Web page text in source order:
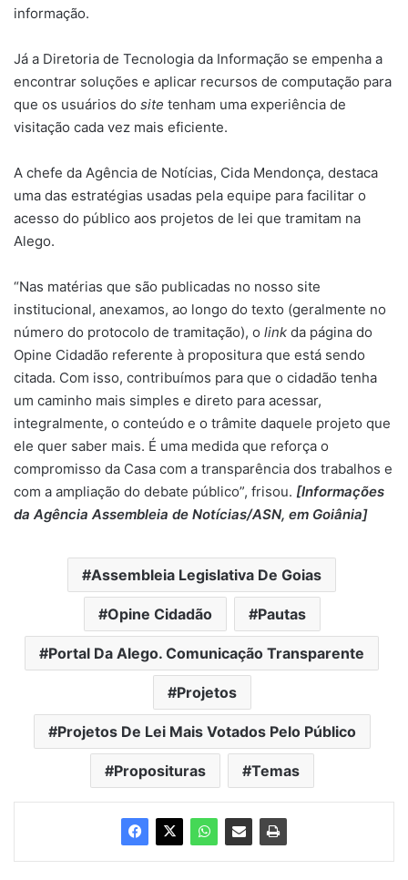
informação.
Já a Diretoria de Tecnologia da Informação se empenha a
encontrar soluções e aplicar recursos de computação para
que os usuários do site tenham uma experiência de
visitação cada vez mais eficiente.
A chefe da Agência de Notícias, Cida Mendonça, destaca
uma das estratégias usadas pela equipe para facilitar o
acesso do público aos projetos de lei que tramitam na
Alego.
“Nas matérias que são publicadas no nosso site
institucional, anexamos, ao longo do texto (geralmente no
número do protocolo de tramitação), o link da página do
Opine Cidadão referente à propositura que está sendo
citada. Com isso, contribuímos para que o cidadão tenha
um caminho mais simples e direto para acessar,
integralmente, o conteúdo e o trâmite daquele projeto que
ele quer saber mais. É uma medida que reforça o
compromisso da Casa com a transparência dos trabalhos e
com a ampliação do debate público”, frisou. [Informações
da Agência Assembleia de Notícias/ASN, em Goiânia]
Assembleia Legislativa De Goias
Opine Cidadão Pautas
Portal Da Alego. Comunicação Transparente
Projetos
Projetos De Lei Mais Votados Pelo Público
Proposituras Temas